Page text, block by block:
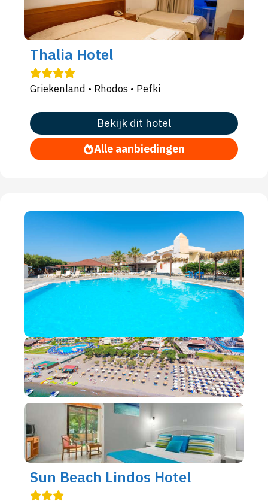
Thalia Hotel
Griekenland • Rhodos • Pefki
Bekijk dit hotel
Alle aanbiedingen
Sun Beach Lindos Hotel